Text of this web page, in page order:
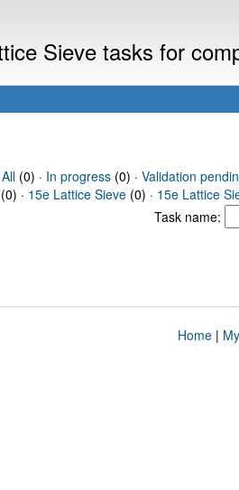
Sieve tasks for
All(0) · In progress(0) · Validation
· 15e Lattice Sieve (0) · 15e Lattice
Task name:
Home|